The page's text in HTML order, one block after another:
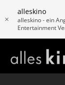
alleskino
alleskino - ein
Entertainment